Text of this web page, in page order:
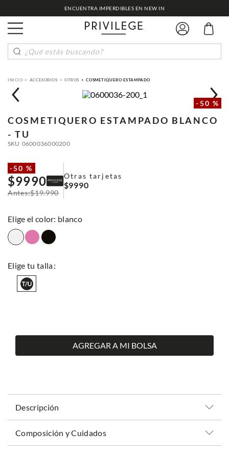
ENCUENTRA IMPERDIBLES EN NEW IN
¿Qué estás buscando?
ACCESORIOS OTROS COSMETIQUERO ESTAMPADO
-50 %
COSMETIQUERO ESTAMPADO BLANCO
- TU
SKU 0600036000200
-50 %
$9990
$19.990
Otras tarjetas
$9990
: blanco
AGREGAR A MI BOLSA
Descripción
Composición y Cuidados